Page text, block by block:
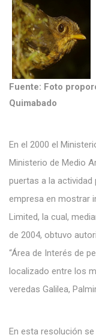
Fuente: Foto
Quimabado
En el 2000 el
Ministerio de Medio
puertas a la actividad
empresa en mostrar
Limited, la cual,
de 2004, obtuvo
“Área de Interés de
localizado entre los
veredas Galilea,
En esta resolución